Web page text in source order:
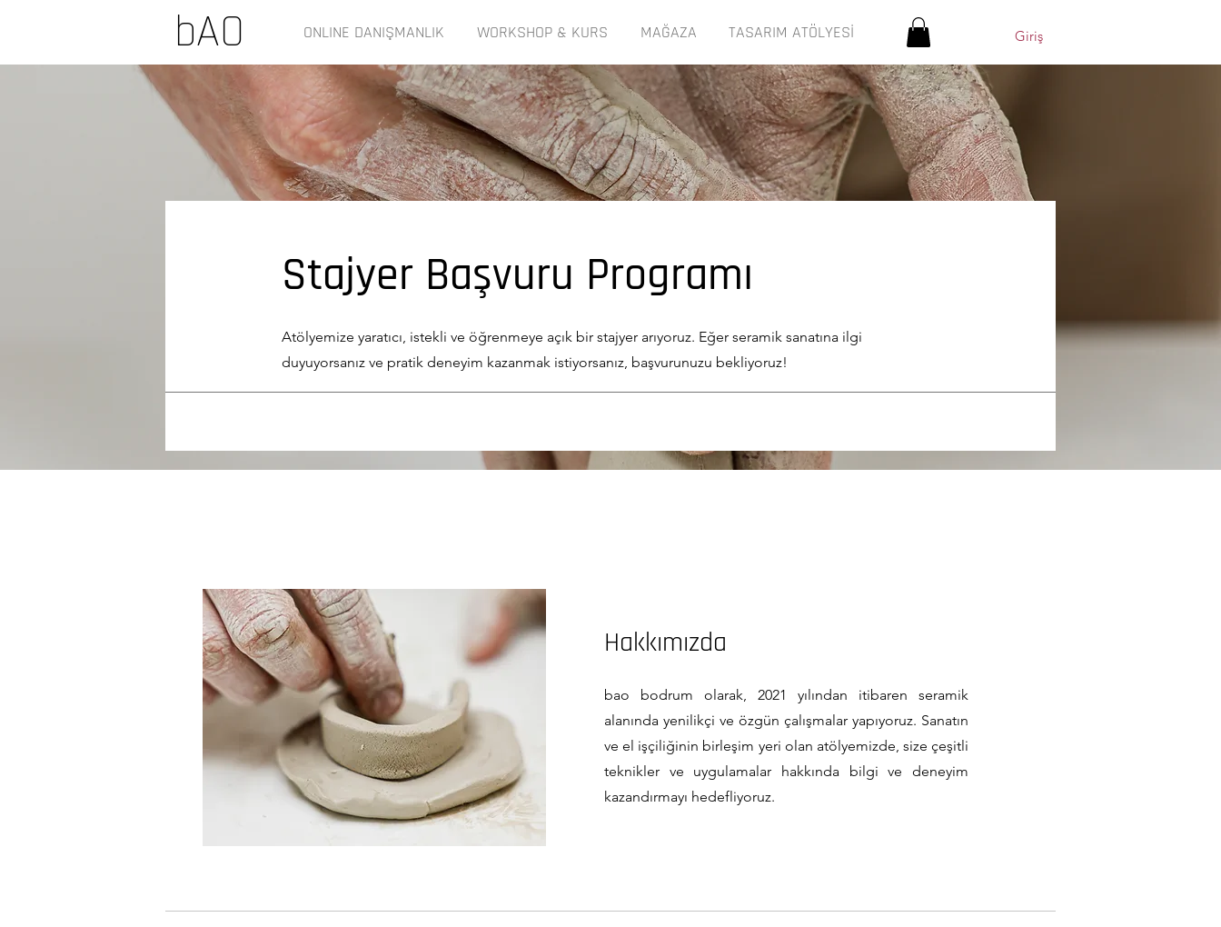
bAO ONLINE DANIŞMANLIK WORKSHOP & KURS MAĞAZA TASARIM ATÖLYESİ Giriş
Stajyer Başvuru Programı
Atölyemize yaratıcı, istekli ve öğrenmeye açık bir stajyer arıyoruz. Eğer seramik sanatına ilgi
duyuyorsanız ve pratik deneyim kazanmak istiyorsanız, başvurunuzu bekliyoruz!
Hakkımızda
bao bodrum olarak, 2021 yılından itibaren seramik
alanında yenilikçi ve özgün çalışmalar yapıyoruz. Sanatın
ve el işçiliğinin birleşim yeri olan atölyemizde, size çeşitli
teknikler ve uygulamalar hakkında bilgi ve deneyim
kazandırmayı hedefliyoruz.